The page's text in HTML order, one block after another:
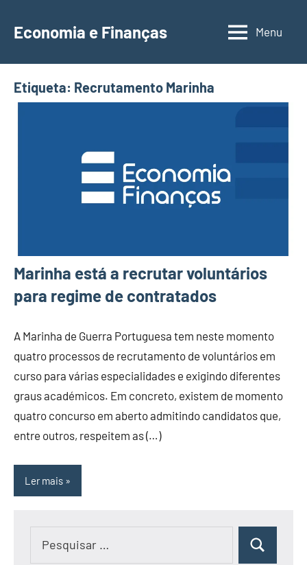
para
conteúdo
Economia e Finanças
Depósitos
IRS,
Finanças
Menu
Etiqueta: Recrutamento Marinha
Marinha está a recrutar voluntários
para regime de contratados
A Marinha de Guerra Portuguesa tem neste momento
quatro processos de recrutamento de voluntários em
curso para várias especialidades e exigindo diferentes
graus académicos. Em concreto, existem de momento
quatro concurso em aberto admitindo candidatos que,
entre outros, respeitem as (…)
Ler mais
Pesquisar